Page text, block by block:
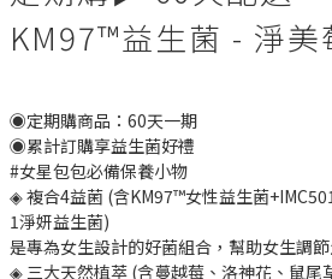
KM97™益生菌 - 淨美
◉定期購商品：60天一期
◉累計訂購享益生菌好禮
#女星包包必備保養小物
◈ 複合4益菌 (含KM97™女性益生菌
1淨妍益生菌)
是專為女生設計的好菌組合，幫助女生調節
◈ 三大天然植萃 (含蔓越莓、洛神花、鼠尾